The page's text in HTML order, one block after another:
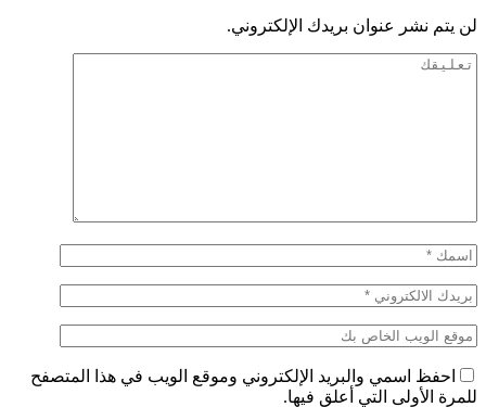
لن يتم نشر عنوان بريدك الإلكتروني.
احفظ اسمي والبريد الإلكتروني وموقع الويب في هذا المتصفح
للمرة الأولى التي أعلق فيها.